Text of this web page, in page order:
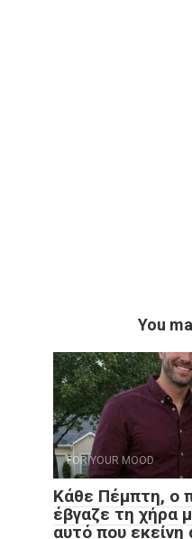
You
FOR YOUR MOOD
Κάθε Πέμπτη, ο
έβγαζε τη χήρα
αυτό που